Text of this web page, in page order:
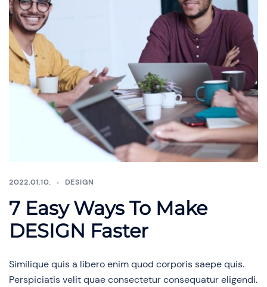
2022.01.10. DESIGN
7 Easy Ways To Make
DESIGN Faster
Similique quis a libero enim quod corporis saepe quis.
Perspiciatis velit quae consectetur consequatur eligendi.